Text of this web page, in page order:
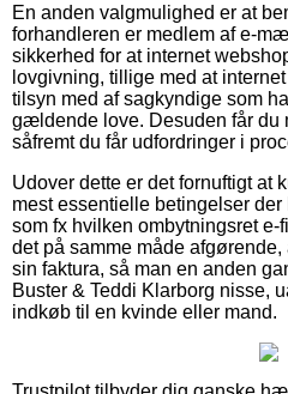
En anden valgmulighed er at
forhandleren er medlem af e-
sikkerhed for at internet
lovgivning, tillige med at
tilsyn med af sagkyndige som
gældende love. Desuden får du
såfremt du får udfordringer i
Udover dette er det fornuftigt at
mest essentielle betingelser
som fx hvilken ombytningsret e-
det på samme måde
sin faktura, så man en anden
Buster & Teddi Klarborg nisse,
indkøb til en kvinde eller mand.